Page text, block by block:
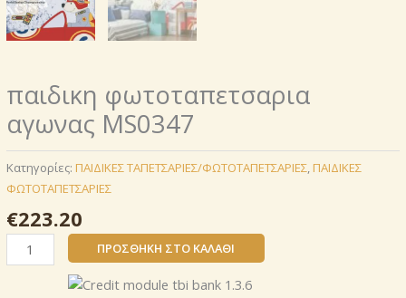
παιδικη φωτοταπετσαρια
αγωνας MS0347
Κατηγορίες: ΠΑΙΔΙΚΕΣ ΤΑΠΕΤΣΑΡΙΕΣ/ΦΩΤΟΤΑΠΕΤΣΑΡΙΕΣ, ΠΑΙΔΙΚΕΣ
ΦΩΤΟΤΑΠΕΤΣΑΡΙΕΣ
€223.20
παιδικη
φωτοταπετσαρια
ΠΡΟΣΘΉΚΗ ΣΤΟ ΚΑΛΆΘΙ